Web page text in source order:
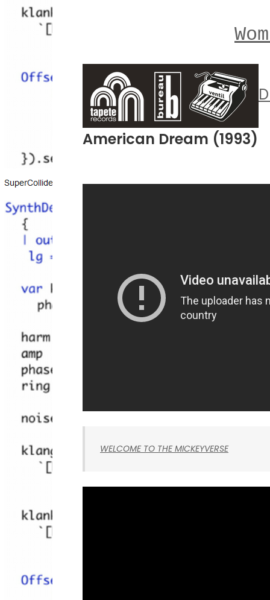
American Dream (1993)
WELCOME TO THE MICKEYVERSE